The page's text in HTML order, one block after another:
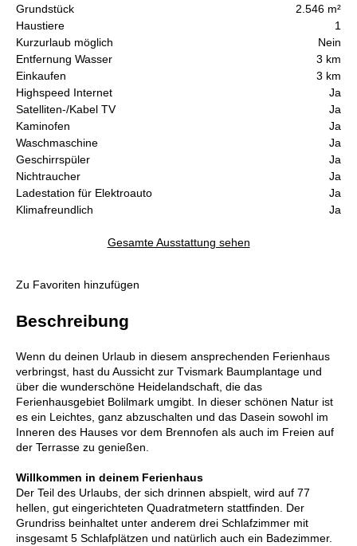
Grundstück
2.546 m²
Haustiere
1
Kurzurlaub möglich
Nein
Entfernung Wasser
3 km
Einkaufen
3 km
Highspeed Internet
Ja
Satelliten-/Kabel TV
Ja
Kaminofen
Ja
Waschmaschine
Ja
Geschirrspüler
Ja
Nichtraucher
Ja
Ladestation für Elektroauto
Ja
Klimafreundlich
Ja
Gesamte Ausstattung sehen
Zu Favoriten hinzufügen
Beschreibung
Wenn du deinen Urlaub in diesem ansprechenden Ferienhaus
verbringst, hast du Aussicht zur Tvismark Baumplantage und
über die wunderschöne Heidelandschaft, die das
Ferienhausgebiet Bolilmark umgibt. In dieser schönen Natur ist
es ein Leichtes, ganz abzuschalten und das Dasein sowohl im
Inneren des Hauses vor dem Brennofen als auch im Freien auf
der Terrasse zu genießen.
Willkommen in deinem Ferienhaus
Der Teil des Urlaubs, der sich drinnen abspielt, wird auf 77
hellen, gut eingerichteten Quadratmetern stattfinden. Der
Grundriss beinhaltet unter anderem drei Schlafzimmer mit
insgesamt 5 Schlafplätzen und natürlich auch ein Badezimmer.